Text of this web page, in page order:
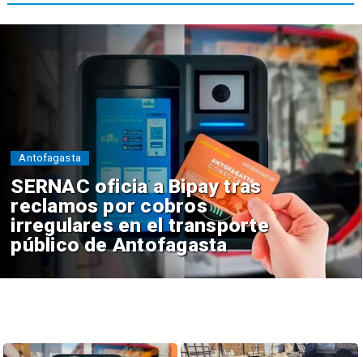
SERNAC oficia a Bipay tras
reclamos por cobros
irregulares en el transporte
público de Antofagasta
Antofagasta